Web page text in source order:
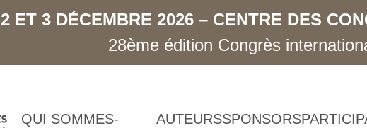
2 ET 3 DÉCEMBRE 2026 – CENTRE DES
28ème édition Congrès
QUI SOMMES-
AUTEURSSPONSORS